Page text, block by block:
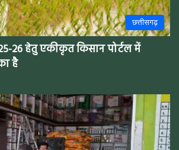
छत्तीसगढ़
26 हेतु एकीकृत किसान पोर्टल में
है